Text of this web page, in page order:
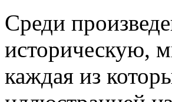
Среди
историческую,
каждая из